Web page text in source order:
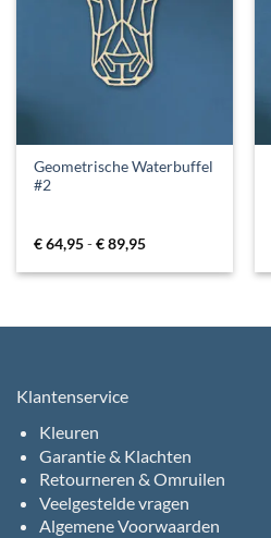
Geometrische Waterbuffel
#2
€64,95-€89,95Prijsklasse:
tot
Klantenservice
Kleuren
Garantie & Klachten
Retourneren & Omruilen
Veelgestelde vragen
Algemene Voorwaarden